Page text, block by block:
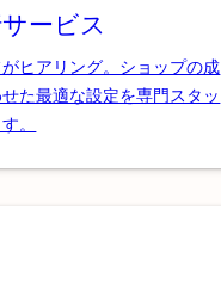
ービス
ヒアリング。ショップの成
た最適な設定を専門スタッ
。